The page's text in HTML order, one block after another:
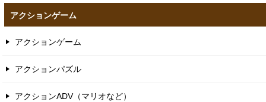
アクションゲーム
アクションゲーム
アクションパズル
アクションADV（マリオなど）